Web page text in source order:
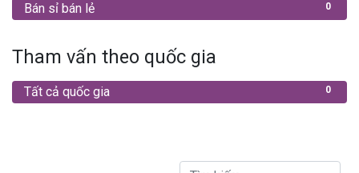
0
Bán sỉ bán lẻ
Tham vấn theo quốc gia
0
Tất cả quốc gia